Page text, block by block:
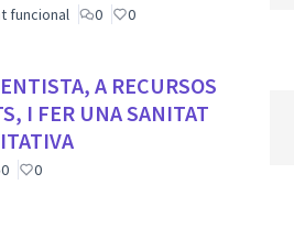
funcional 0 0
A RECURSOS
I FER UNA SANITAT
0 0